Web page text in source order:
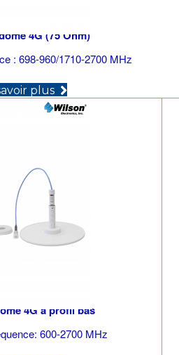
4G (75 Ohm)
: 698-960/1710-2700 MHz
plus (opens in new tab)
4G à profil bas
600-2700 MHz